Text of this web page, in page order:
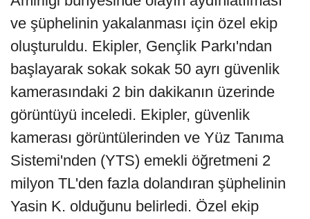
ve şüphelinin yakalanması için özel ekip
oluşturuldu. Ekipler, Gençlik Parkı'ndan
başlayarak sokak sokak 50 ayrı güvenlik
kamerasındaki 2 bin dakikanın üzerinde
görüntüyü inceledi. Ekipler, güvenlik
kamerası görüntülerinden ve Yüz Tanıma
Sistemi'nden (YTS) emekli öğretmeni 2
milyon TL'den fazla dolandıran şüphelinin
Yasin K. olduğunu belirledi. Özel ekip